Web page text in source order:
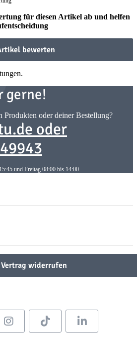
für diesen Artikel ab und helfen
bewerten
gerne!
Produkten oder deiner Bestellung?
oder
und Freitag 08:00 bis 14:00
Vertrag widerrufen